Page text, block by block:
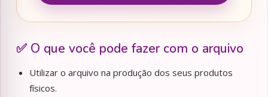
✅ O que você pode fazer com o arquivo
Utilizar o arquivo na produção dos seus produtos
físicos.